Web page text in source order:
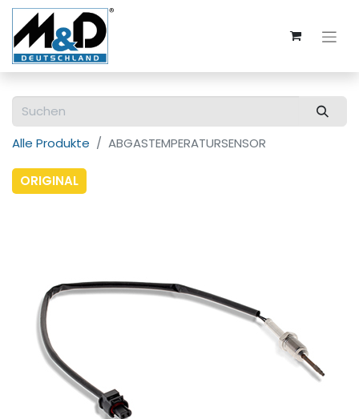
Alle Produkte ABGASTEMPERATURSENSOR
ORIGINAL